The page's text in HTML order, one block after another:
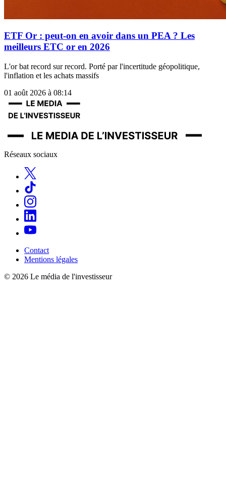
ETF Or : peut-on en avoir dans un PEA ? Les
meilleurs ETC or en 2026
L'or bat record sur record. Porté par l'incertitude géopolitique,
l'inflation et les achats massifs
01 août 2026 à 08:14
Réseaux sociaux
Contact
Mentions légales
© 2026 Le média de l'investisseur